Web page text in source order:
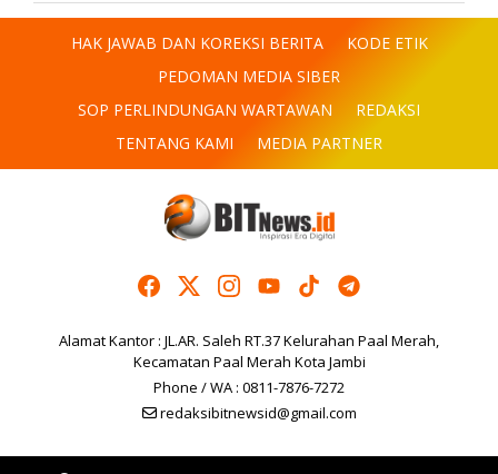
HAK JAWAB DAN KOREKSI BERITA
KODE ETIK
PEDOMAN MEDIA SIBER
SOP PERLINDUNGAN WARTAWAN
REDAKSI
TENTANG KAMI
MEDIA PARTNER
Alamat Kantor : JL.AR. Saleh RT.37 Kelurahan Paal Merah,
Kecamatan Paal Merah Kota Jambi
Phone / WA : 0811-7876-7272
redaksibitnewsid@gmail.com